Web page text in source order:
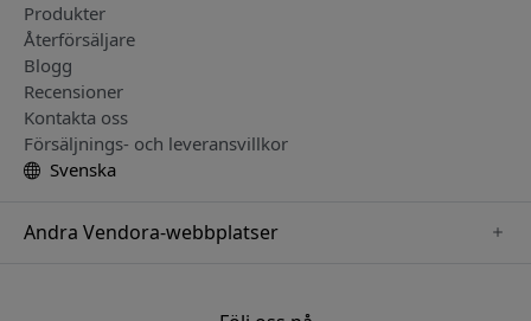
Produkter
Återförsäljare
Blogg
Recensioner
Kontakta oss
Försäljnings- och leveransvillkor
Svenska
Andra Vendora-webbplatser